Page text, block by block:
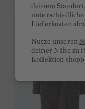
deinem
Lieferkosten
Nutze unseren
deiner Nähe zu
Kollektion